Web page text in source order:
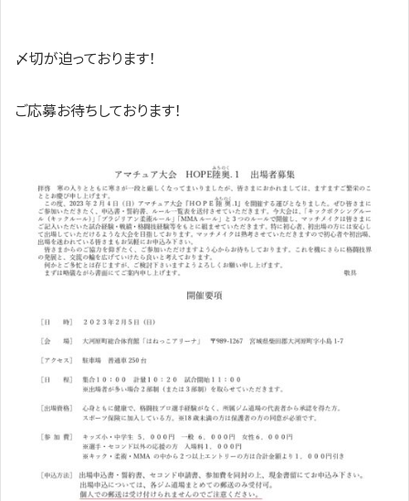
〆切が迫っております！
ご応募お待ちしております！